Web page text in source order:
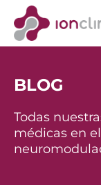
BLOG
Todas
médicas en